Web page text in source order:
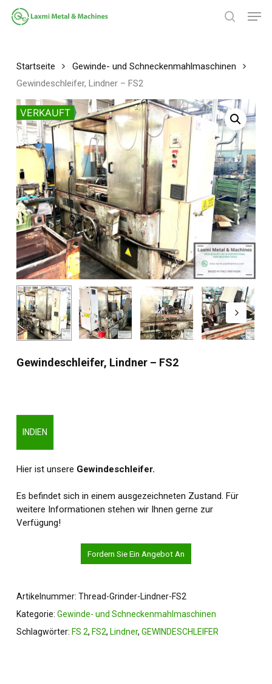
Zum
Hauptinhalt
Startseite
Gewinde- und Schneckenmahlmaschinen
Gewindeschleifer, Lindner – FS2
VERKAUFT
Gewindeschleifer, Lindner – FS2
INDIEN
Hier ist unsere Gewindeschleifer.
Es befindet sich in einem ausgezeichneten Zustand. Für
weitere Informationen stehen wir Ihnen gerne zur
Verfügung!
Fordern Sie Ein Angebot An
Artikelnummer: Thread-Grinder-Lindner-FS2
Kategorie: Gewinde- und Schneckenmahlmaschinen
Schlagwörter: FS 2, FS2, Lindner, GEWINDESCHLEIFER